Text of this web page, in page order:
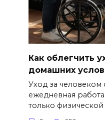
Как облегчить
домашних
Уход за
ежедневная
только физической